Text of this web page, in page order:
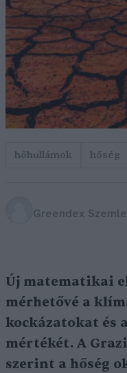
hőhullámok hőség
Greendex Szemle
Új matematikai
mérhetővé a
kockázatokat és
mértékét. A
szerint a hőség